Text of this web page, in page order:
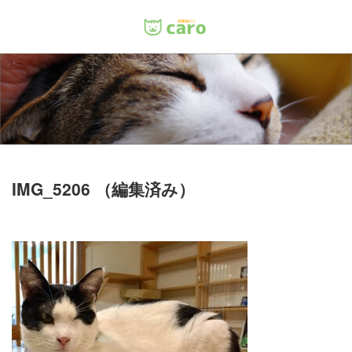
IMG_5206 （編集済み）
Menu
ホーム
料金
里親について
お問い合わせ